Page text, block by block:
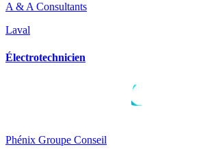
A & A Consultants
Laval
Électrotechnicien
Phénix Groupe Conseil